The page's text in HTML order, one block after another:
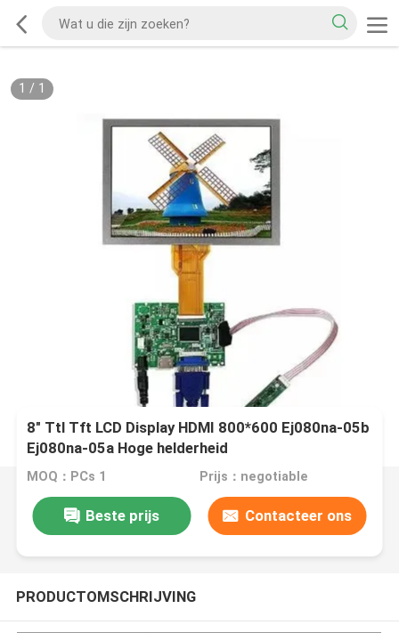
1 / 1
8" Ttl Tft LCD Display HDMI 800*600 Ej080na-05b
Ej080na-05a Hoge helderheid
MOQ：PCs 1 Prijs：negotiable
Beste prijs Contacteer ons
PRODUCTOMSCHRIJVING